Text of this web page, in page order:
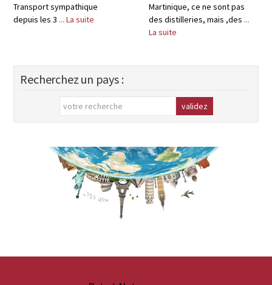
Transport sympathique
depuis les 3 ... La suite
Martinique, ce ne sont pas
des distilleries, mais ,des ...
La suite
Recherchez un pays :